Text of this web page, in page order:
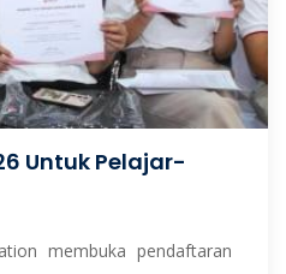
Untuk Pelajar-
membuka pendaftaran